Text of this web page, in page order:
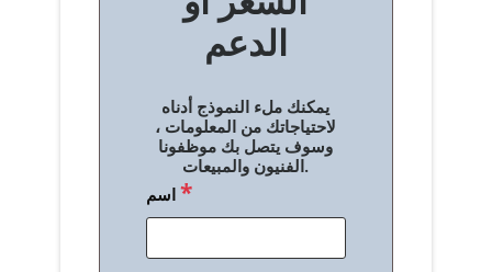
الدعم
يمكنك ملء النموذج أدناه
لاحتياجاتك من المعلومات ،
وسوف يتصل بك موظفونا
الفنيون والمبيعات.
اسم*